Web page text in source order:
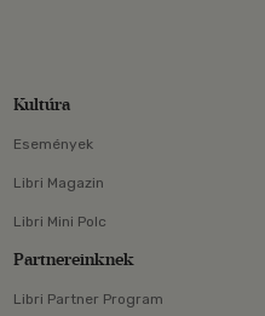
Kultúra
Események
Libri Magazin
Libri Mini Polc
Partnereinknek
Libri Partner Program